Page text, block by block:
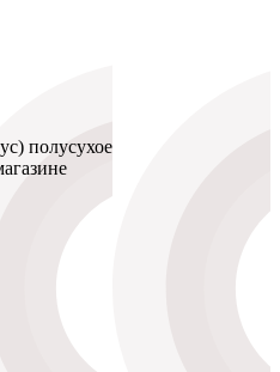
полусухое